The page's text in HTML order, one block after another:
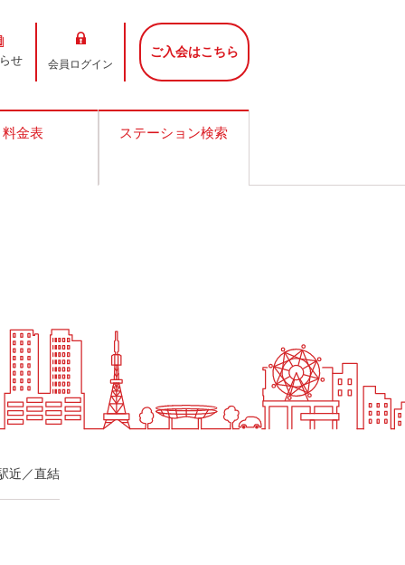
せ 会員ログイン
ご入会はこちら
料金表 ステーション検索
近／直結